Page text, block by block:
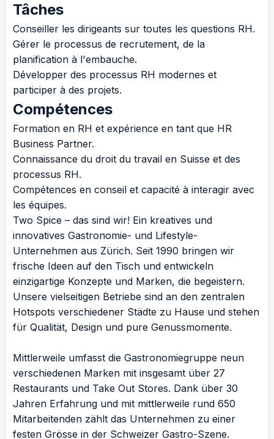
Tâches
Conseiller les dirigeants sur toutes les questions RH.
Gérer le processus de recrutement, de la
planification à l'embauche.
Développer des processus RH modernes et
participer à des projets.
Compétences
Formation en RH et expérience en tant que HR
Business Partner.
Connaissance du droit du travail en Suisse et des
processus RH.
Compétences en conseil et capacité à interagir avec
les équipes.
Two Spice – das sind wir! Ein kreatives und
innovatives Gastronomie- und Lifestyle-
Unternehmen aus Zürich. Seit 1990 bringen wir
frische Ideen auf den Tisch und entwickeln
einzigartige Konzepte und Marken, die begeistern.
Unsere vielseitigen Betriebe sind an den zentralen
Hotspots verschiedener Städte zu Hause und stehen
für Qualität, Design und pure Genussmomente.
Mittlerweile umfasst die Gastronomiegruppe neun
verschiedenen Marken mit insgesamt über 27
Restaurants und Take Out Stores. Dank über 30
Jahren Erfahrung und mit mittlerweile rund 650
Mitarbeitenden zählt das Unternehmen zu einer
festen Grösse in der Schweizer Gastro-Szene.